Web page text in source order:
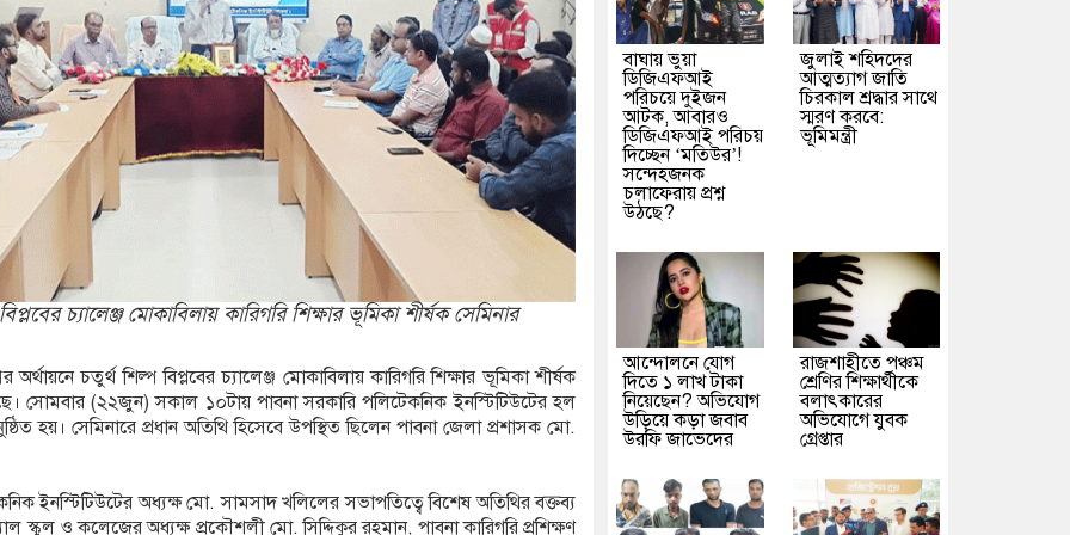
প্রশ্ন উঠছে?
নারী মাদক কারবারি গ্রেপ্তার
চ্যালেঞ্জ মোকাবিলায় কারিগরি শিক্ষার ভূমিকা শীর্ষক সেমিনার
চতুর্থ শিল্প বিপ্লবের চ্যালেঞ্জ মোকাবিলায় কারিগরি শিক্ষার ভূমিকা শীর্ষক
সোমবার (২২জুন) সকাল ১০টায় পাবনা সরকারি পলিটেকনিক ইনস্টিটিউটের হল
হয়। সেমিনারে প্রধান অতিথি হিসেবে উপস্থিত ছিলেন পাবনা জেলা প্রশাসক মো.
ইনস্টিটিউটের অধ্যক্ষ মো. সামসাদ খলিলের সভাপতিত্বে বিশেষ অতিথির বক্তব্য
স্কুল ও কলেজের অধ্যক্ষ প্রকৌশলী মো. সিদ্দিকুর রহমান, পাবনা কারিগরি প্রশিক্ষণ
বাঘায় ভুয়া
ডিজিএফআই
পরিচয়ে দুইজন
আটক, আবারও
ডিজিএফআই পরিচয়
দিচ্ছেন ‘মতিউর’!
সন্দেহজনক
চলাফেরায় প্রশ্ন
উঠছে?
জুলাই শহিদদের
আত্মত্যাগ জাতি
চিরকাল শ্রদ্ধার সাথে
স্মরণ করবে:
ভূমিমন্ত্রী
আন্দোলনে যোগ
দিতে ১ লাখ টাকা
নিয়েছেন? অভিযোগ
উড়িয়ে কড়া জবাব
উরফি জাভেদের
রাজশাহীতে পঞ্চম
শ্রেণির শিক্ষার্থীকে
বলাৎকারের
অভিযোগে যুবক
গ্রেপ্তার